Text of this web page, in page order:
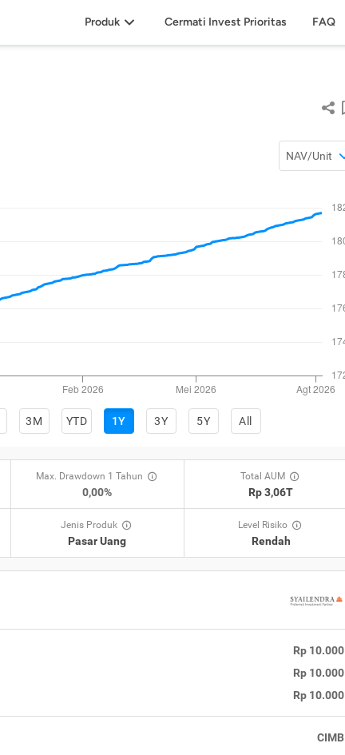
Produk Cermati Invest Prioritas FAQ
NAV/Unit
3M YTD 1Y 3Y 5Y All
Max. Drawdown 1 Tahun
0,00%
Total AUM
Rp 3,06T
Jenis Produk
Pasar Uang
Level Risiko
Rendah
Rp 10.000
Rp 10.000
Rp 10.000
CIMB